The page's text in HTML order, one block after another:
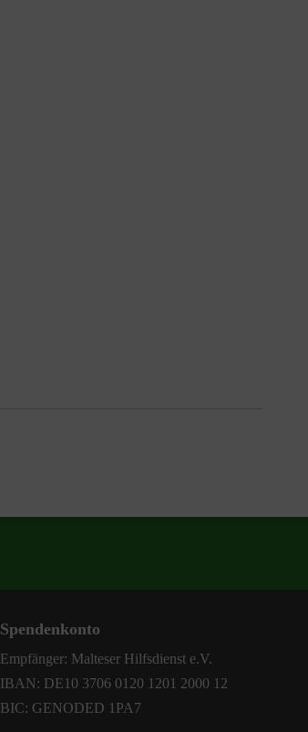
Spendenkonto
Empfänger: Malteser Hilfsdienst e.V.
IBAN: DE10 3706 0120 1201 2000 12
BIC: GENODED 1PA7